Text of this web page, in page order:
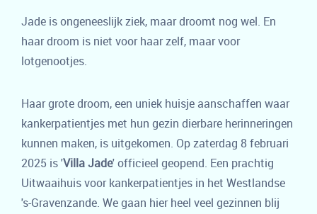
Jade is ongeneeslijk ziek, maar droomt nog wel. En
haar droom is niet voor haar zelf, maar voor
lotgenootjes.
Haar grote droom, een uniek huisje aanschaffen waar
kankerpatientjes met hun gezin dierbare herinneringen
kunnen maken, is uitgekomen. Op zaterdag 8 februari
2025 is 'Villa Jade' officieel geopend. Een prachtig
Uitwaaihuis voor kankerpatientjes in het Westlandse
's-Gravenzande. We gaan hier heel veel gezinnen blij